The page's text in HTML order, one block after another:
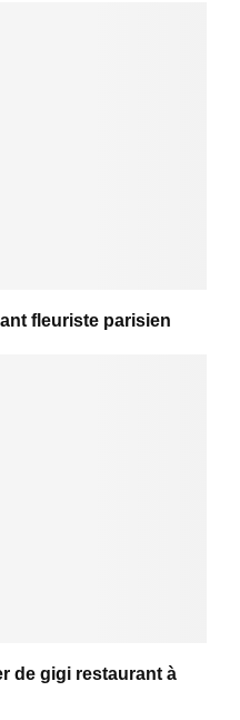
fleuriste parisien
de gigi restaurant à